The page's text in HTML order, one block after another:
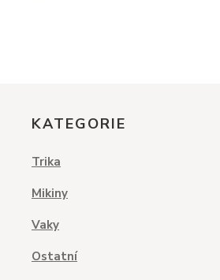
KATEGORIE
Trika
Mikiny
Vaky
Ostatní